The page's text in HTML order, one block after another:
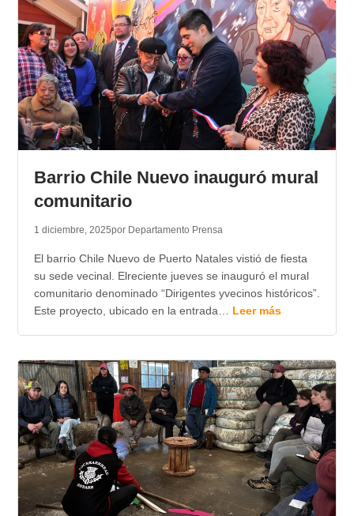
Barrio Chile Nuevo inauguró mural
comunitario
1 diciembre, 2025por Departamento Prensa
​El barrio Chile Nuevo de Puerto Natales vistió de fiesta
su sede vecinal. Elreciente jueves se inauguró el mural
comunitario denominado “Dirigentes yvecinos históricos”.
Este proyecto, ubicado en la entrada… Leer más